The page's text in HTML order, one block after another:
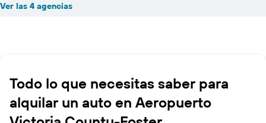
Ver las 4 agencias
Todo lo que necesitas saber para
alquilar un auto en Aeropuerto